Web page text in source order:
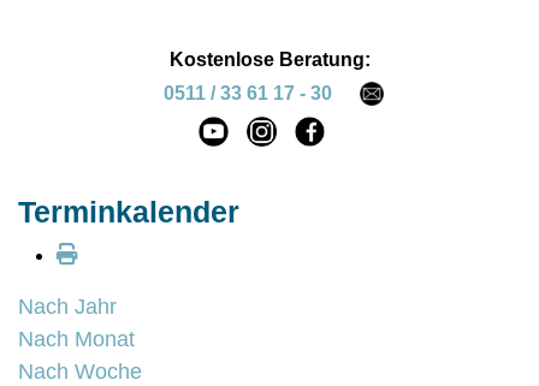
Kostenlose Beratung:
0511 / 33 61 17 - 30
Terminkalender
Nach Jahr
Nach Monat
Nach Woche